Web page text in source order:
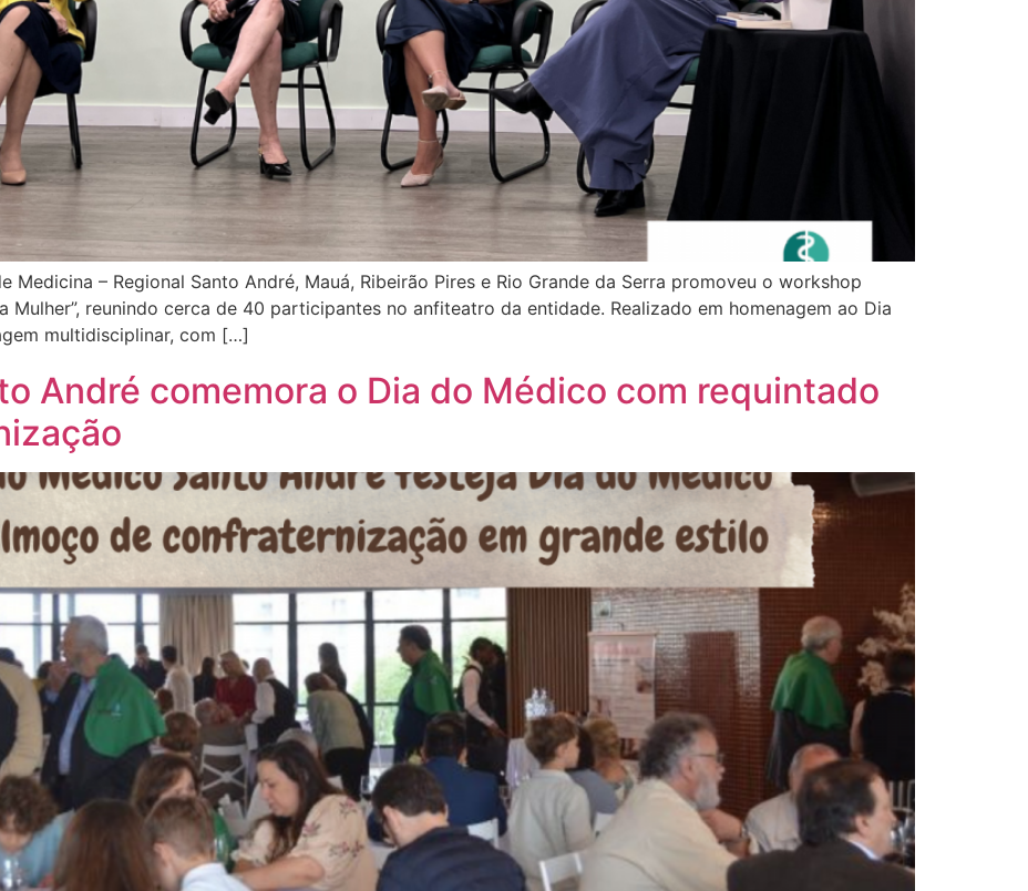
Medicina – Regional Santo André, Mauá, Ribeirão Pires e Rio Grande da Serra promoveu o workshop
Mulher”, reunindo cerca de 40 participantes no anfiteatro da entidade. Realizado em homenagem ao Dia
multidisciplinar, com […]
André comemora o Dia do Médico com requintado